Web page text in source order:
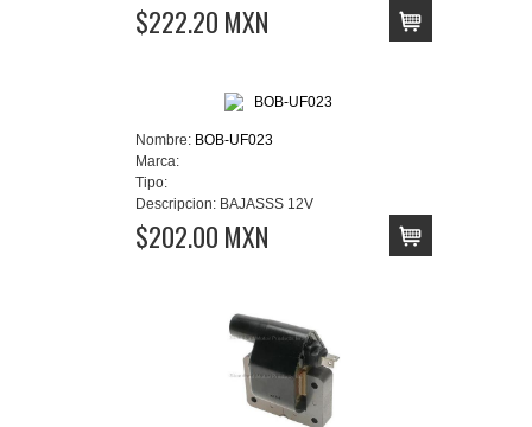
$222.20 MXN
Nombre: BOB-UF023
Marca:
Tipo:
Descripcion: BAJASSS 12V
$202.00 MXN